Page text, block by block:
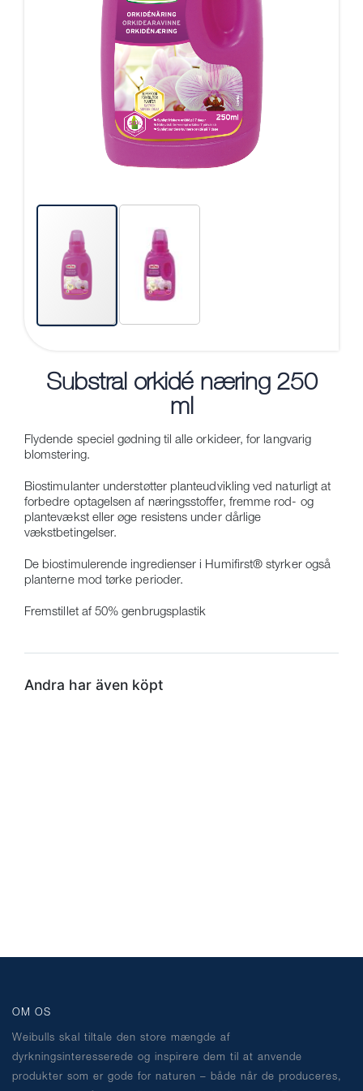
Substral orkidé næring 250
ml
Flydende speciel gødning til alle orkideer, for langvarig
blomstering.
Biostimulanter understøtter planteudvikling ved naturligt at
forbedre optagelsen af næringsstoffer, fremme rod- og
plantevækst eller øge resistens under dårlige
vækstbetingelser.
De biostimulerende ingredienser i Humifirst® styrker også
planterne mod tørke perioder.
Fremstillet af 50% genbrugsplastik
Andra har även köpt
OM OS
Weibulls skal tiltale den store mængde af
dyrkningsinteresserede og inspirere dem til at anvende
produkter som er gode for naturen – både når de produceres,